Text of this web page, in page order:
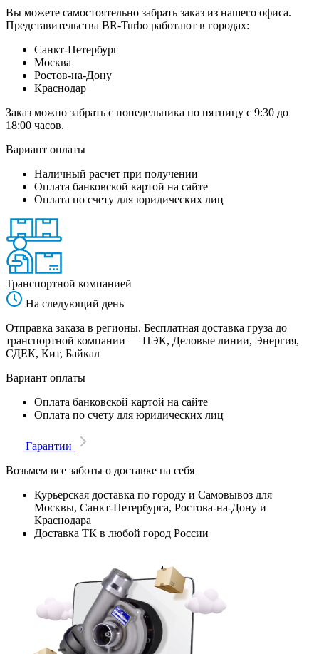
Вы можете самостоятельно забрать заказ из нашего офиса.
Представительства BR-Turbo работают в городах:
Санкт-Петербург
Москва
Ростов-на-Дону
Краснодар
Заказ можно забрать с понедельника по пятницу с 9:30 до
18:00 часов.
Вариант оплаты
Наличный расчет при получении
Оплата банковской картой на сайте
Оплата по счету для юридических лиц
Транспортной компанией
На следующий день
Отправка заказа в регионы. Бесплатная доставка груза до
транспортной компании — ПЭК, Деловые линии, Энергия,
СДЕК, Кит, Байкал
Вариант оплаты
Оплата банковской картой на сайте
Оплата по счету для юридических лиц
Гарантии
Возьмем все заботы о доставке на себя
Курьерская доставка по городу и Самовывоз для
Москвы, Санкт-Петербурга, Ростова-на-Дону и
Краснодара
Доставка ТК в любой город России